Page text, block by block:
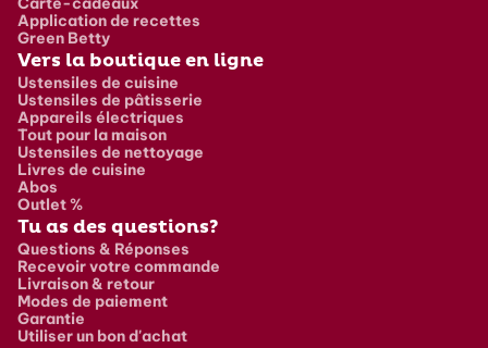
Application de recettes
Green Betty
Vers la boutique en ligne
Ustensiles de cuisine
Ustensiles de pâtisserie
Appareils électriques
Tout pour la maison
Ustensiles de nettoyage
Livres de cuisine
Abos
Outlet %
Tu as des questions?
Questions & Réponses
Recevoir votre commande
Livraison & retour
Modes de paiement
Garantie
Utiliser un bon d'achat